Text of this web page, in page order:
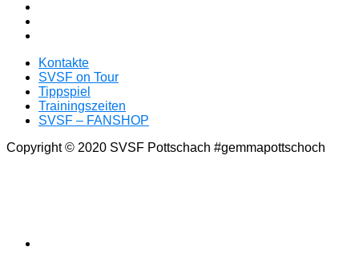
Kontakte
SVSF on Tour
Tippspiel
Trainingszeiten
SVSF – FANSHOP
Copyright © 2020 SVSF Pottschach #gemmapottschoch